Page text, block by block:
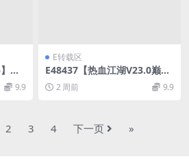
三
+L9.9
E转载区
E48437【热血江湖V23.0巅峰
对决】网游单机Win服务端+P
C客户端+百宝阁后台
2 周前 9.9
2 3 4 下一页 »